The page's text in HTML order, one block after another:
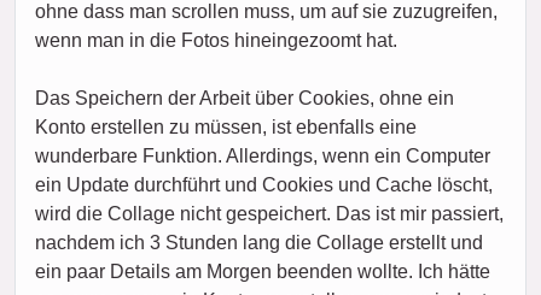
ohne dass man scrollen muss, um auf sie zuzugreifen,
wenn man in die Fotos hineingezoomt hat.
Das Speichern der Arbeit über Cookies, ohne ein
Konto erstellen zu müssen, ist ebenfalls eine
wunderbare Funktion. Allerdings, wenn ein Computer
ein Update durchführt und Cookies und Cache löscht,
wird die Collage nicht gespeichert. Das ist mir passiert,
nachdem ich 3 Stunden lang die Collage erstellt und
ein paar Details am Morgen beenden wollte. Ich hätte